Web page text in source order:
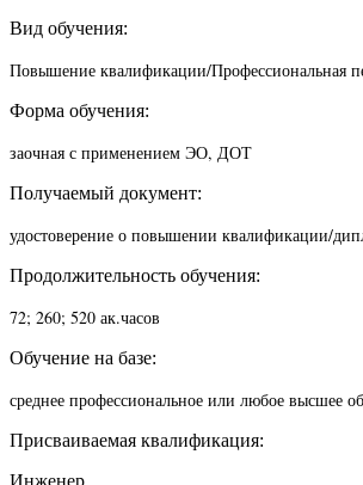
Вид обучения:
Повышение квалификации/Профессиональная
Форма обучения:
заочная с применением ЭО, ДОТ
Получаемый документ:
удостоверение о повышении квалификации/
Продолжительность обучения:
72; 260; 520 ак.часов
Обучение на базе:
среднее профессиональное или любое высшее
Присваиваемая квалификация: